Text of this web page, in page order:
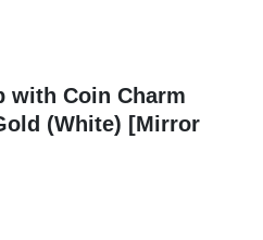
with Coin Charm
(White) [Mirror